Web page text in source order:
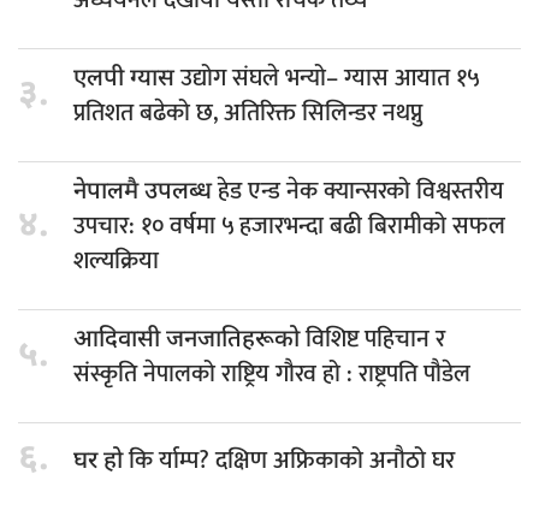
३. एलपी ग्यासउद्योग संघले भन्यो– ग्यास आयात १५
प्रतिशत बढेको छ, अतिरिक्त सिलिन्डर नथप्नु
४.
नेपालमै उपलब्धहेड एन्ड नेक क्यान्सरको विश्वस्तरीय
उपचार: १० वर्षमा ५ हजारभन्दा बढी बिरामीको सफल
शल्यक्रिया
५. आदिवासी जनजातिहरूकोविशिष्ट पहिचान र
संस्कृति नेपालको राष्ट्रिय गौरव हो : राष्ट्रपति पौडेल
६. घर होकि र्याम्प? दक्षिण अफ्रिकाको अनौठो घर